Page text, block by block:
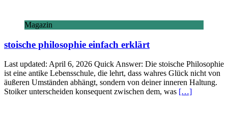
Magazin
stoische philosophie einfach erklärt
Last updated: April 6, 2026 Quick Answer: Die stoische Philosophie
ist eine antike Lebensschule, die lehrt, dass wahres Glück nicht von
äußeren Umständen abhängt, sondern von deiner inneren Haltung.
Stoiker unterscheiden konsequent zwischen dem, was […]